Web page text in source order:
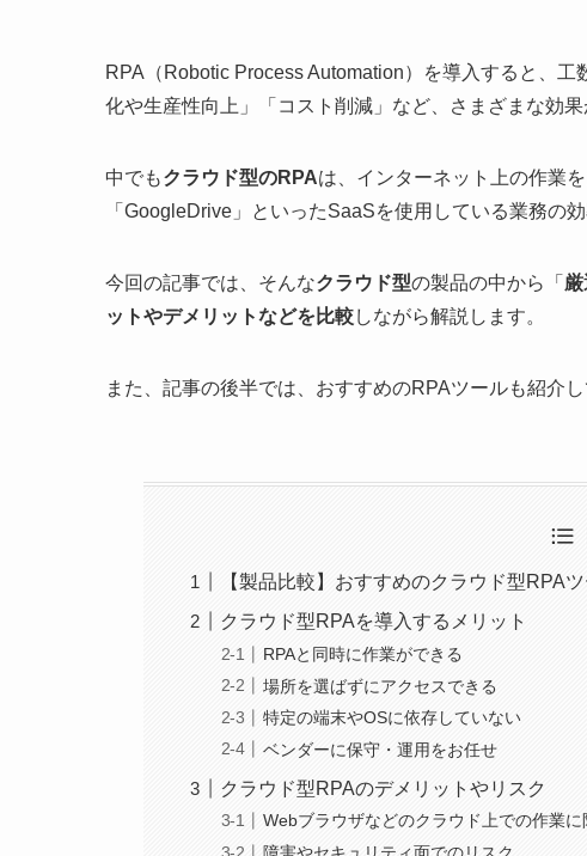
RPA（Robotic Process Automation）を導入すると、
化や生産性向上」「コスト削減」など、さまざまな効果
中でもクラウド型のRPAは、インターネット上の作業
「GoogleDrive」といったSaaSを使用している業務の
今回の記事では、そんなクラウド型の製品の中から「
ットやデメリットなどを比較しながら解説します。
また、記事の後半では、おすすめのRPAツールも紹介
【製品比較】おすすめのクラウド型RPA
クラウド型RPAを導入するメリット
RPAと同時に作業ができる
場所を選ばずにアクセスできる
特定の端末やOSに依存していない
ベンダーに保守・運用をお任せ
クラウド型RPAのデメリットやリスク
Webブラウザなどのクラウド上での作業に